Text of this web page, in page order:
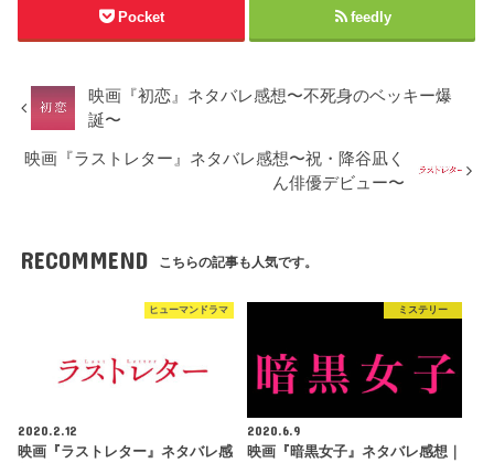
Pocket feedly
映画『初恋』ネタバレ感想〜不死身のベッキー爆
誕〜
映画『ラストレター』ネタバレ感想〜祝・降谷凪く
ん俳優デビュー〜
RECOMMEND こちらの記事も人気です。
ヒューマンドラマ
2020.2.12
映画『ラストレター』ネタバレ感
ミステリー
2020.6.9
映画『暗黒女子』ネタバレ感想｜